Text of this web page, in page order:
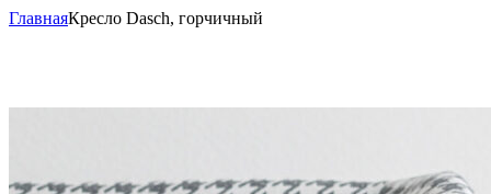
ГлавнаяКресло Dasch, горчичный